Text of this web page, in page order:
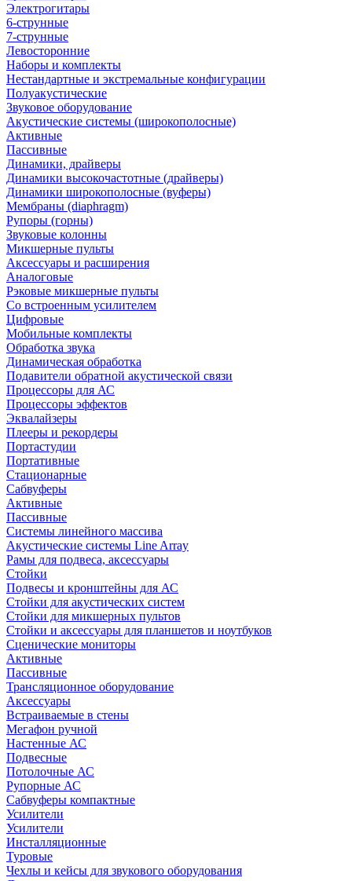
Электрогитары
6-струнные
7-струнные
Левосторонние
Наборы и комплекты
Нестандартные и экстремальные конфигурации
Полуакустические
Звуковое оборудование
Акустические системы (широкополосные)
Активные
Пассивные
Динамики, драйверы
Динамики высокочастотные (драйверы)
Динамики широкополосные (вуферы)
Мембраны (diaphragm)
Рупоры (горны)
Звуковые колонны
Микшерные пульты
Аксессуары и расширения
Аналоговые
Рэковые микшерные пульты
Со встроенным усилителем
Цифровые
Мобильные комплекты
Обработка звука
Динамическая обработка
Подавители обратной акустической связи
Процессоры для АС
Процессоры эффектов
Эквалайзеры
Плееры и рекордеры
Портастудии
Портативные
Стационарные
Сабвуферы
Активные
Пассивные
Системы линейного массива
Акустические системы Line Array
Рамы для подвеса, аксессуары
Стойки
Подвесы и кронштейны для АС
Стойки для акустических систем
Стойки для микшерных пультов
Стойки и аксессуары для планшетов и ноутбуков
Сценические мониторы
Активные
Пассивные
Трансляционное оборудование
Аксессуары
Встраиваемые в стены
Мегафон ручной
Настенные АС
Подвесные
Потолочные АС
Рупорные АС
Сабвуферы компактные
Усилители
Усилители
Инсталляционные
Туровые
Чехлы и кейсы для звукового оборудования